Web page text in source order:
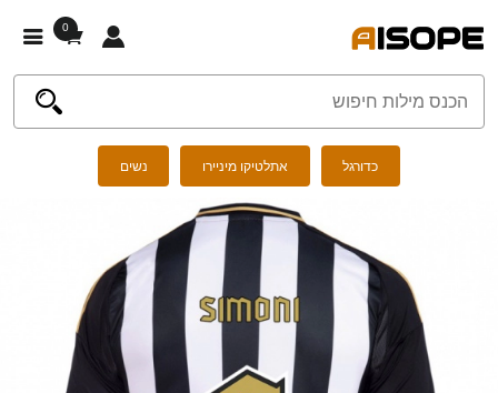
0
כדורגל אתלטיקו מיניירו נשים